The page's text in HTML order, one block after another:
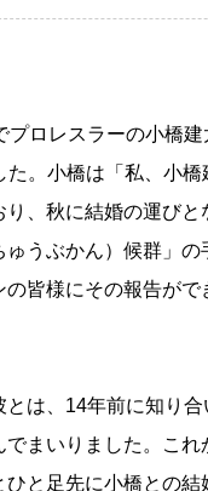
ロレスラーの小橋建
た。小橋は「私、小
、秋に結婚の運びと
うぶかん）候群」の
皆様にその報告がで
は、14年前に知り合
まいりました。これ
と足先に小橋との結